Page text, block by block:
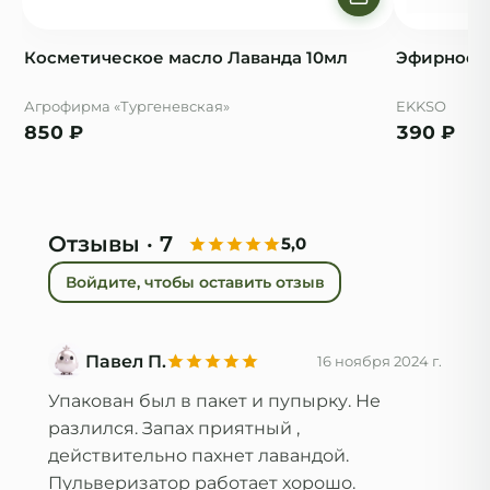
Косметическое масло Лаванда 10мл
Агрофирма «Тургеневская»
850 ₽
Эфирное
EKKSO
390 ₽
Отзывы · 7 5,0
Войдите, чтобы оставить отзыв
Павел П. 16 ноября 2024 г.
Упакован был в пакет и пупырку. Не
разлился. Запах приятный ,
действительно пахнет лавандой.
Пульверизатор работает хорошо.